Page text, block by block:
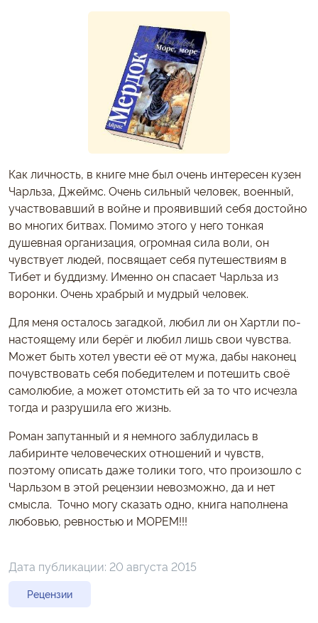
Как личность, в книге мне был очень интересен кузен
Чарльза, Джеймс. Очень сильный человек, военный,
участвовавший в войне и проявивший себя достойно
во многих битвах. Помимо этого у него тонкая
душевная организация, огромная сила воли, он
чувствует людей, посвящает себя путешествиям в
Тибет и буддизму. Именно он спасает Чарльза из
воронки. Очень храбрый и мудрый человек.
Для меня осталось загадкой, любил ли он Хартли по-
настоящему или берёг и любил лишь свои чувства.
Может быть хотел увести её от мужа, дабы наконец
почувствовать себя победителем и потешить своё
самолюбие, а может отомстить ей за то что исчезла
тогда и разрушила его жизнь.
Роман запутанный и я немного заблудилась в
лабиринте человеческих отношений и чувств,
поэтому описать даже толики того, что произошло с
Чарльзом в этой рецензии невозможно, да и нет
смысла. Точно могу сказать одно, книга наполнена
любовью, ревностью и МОРЕМ!!!
Дата публикации: 20 августа 2015
Рецензии